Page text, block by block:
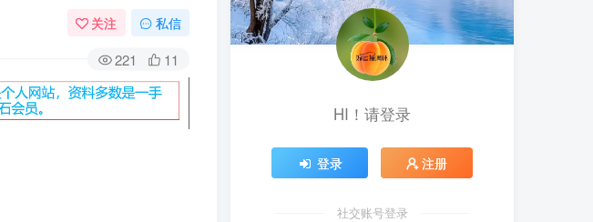
关注 私信
221 11
HI！请登录
登录 注册
社交账号登录